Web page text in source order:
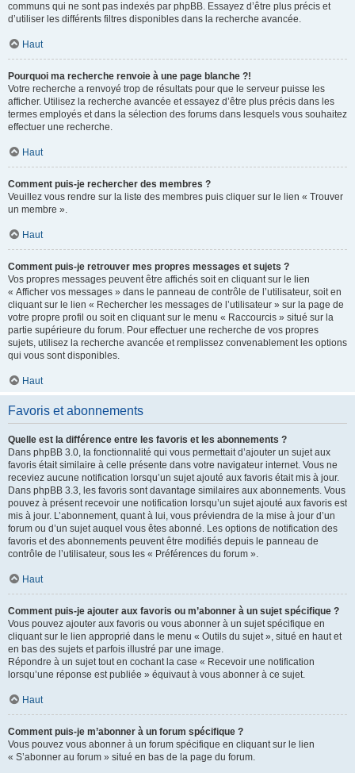
communs qui ne sont pas indexés par phpBB. Essayez d’être plus précis et
d’utiliser les différents filtres disponibles dans la recherche avancée.
Haut
Pourquoi ma recherche renvoie à une page blanche ?!
Votre recherche a renvoyé trop de résultats pour que le serveur puisse les
afficher. Utilisez la recherche avancée et essayez d’être plus précis dans les
termes employés et dans la sélection des forums dans lesquels vous souhaitez
effectuer une recherche.
Haut
Comment puis-je rechercher des membres ?
Veuillez vous rendre sur la liste des membres puis cliquer sur le lien « Trouver
un membre ».
Haut
Comment puis-je retrouver mes propres messages et sujets ?
Vos propres messages peuvent être affichés soit en cliquant sur le lien
« Afficher vos messages » dans le panneau de contrôle de l’utilisateur, soit en
cliquant sur le lien « Rechercher les messages de l’utilisateur » sur la page de
votre propre profil ou soit en cliquant sur le menu « Raccourcis » situé sur la
partie supérieure du forum. Pour effectuer une recherche de vos propres
sujets, utilisez la recherche avancée et remplissez convenablement les options
qui vous sont disponibles.
Haut
Favoris et abonnements
Quelle est la différence entre les favoris et les abonnements ?
Dans phpBB 3.0, la fonctionnalité qui vous permettait d’ajouter un sujet aux
favoris était similaire à celle présente dans votre navigateur internet. Vous ne
receviez aucune notification lorsqu’un sujet ajouté aux favoris était mis à jour.
Dans phpBB 3.3, les favoris sont davantage similaires aux abonnements. Vous
pouvez à présent recevoir une notification lorsqu’un sujet ajouté aux favoris est
mis à jour. L’abonnement, quant à lui, vous préviendra de la mise à jour d’un
forum ou d’un sujet auquel vous êtes abonné. Les options de notification des
favoris et des abonnements peuvent être modifiés depuis le panneau de
contrôle de l’utilisateur, sous les « Préférences du forum ».
Haut
Comment puis-je ajouter aux favoris ou m’abonner à un sujet spécifique ?
Vous pouvez ajouter aux favoris ou vous abonner à un sujet spécifique en
cliquant sur le lien approprié dans le menu « Outils du sujet », situé en haut et
en bas des sujets et parfois illustré par une image.
Répondre à un sujet tout en cochant la case « Recevoir une notification
lorsqu’une réponse est publiée » équivaut à vous abonner à ce sujet.
Haut
Comment puis-je m’abonner à un forum spécifique ?
Vous pouvez vous abonner à un forum spécifique en cliquant sur le lien
« S’abonner au forum » situé en bas de la page du forum.